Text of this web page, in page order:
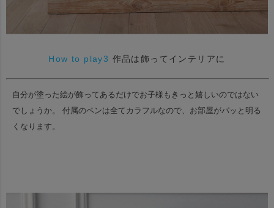
How to play3 作品は飾ってインテリアに
自分が塗った絵が飾ってあるだけでお子様もきっと嬉しいのではない
でしょうか。
付属のペンは全てカラフルなので、お部屋がパッと明る
くなります。